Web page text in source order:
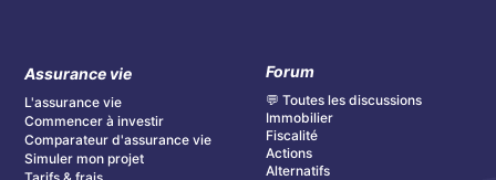
Assurance vie
L'assurance vie
Commencer à investir
Comparateur d'assurance vie
Simuler mon projet
Forum
💬 Toutes les discussions
Immobilier
Fiscalité
Actions
Alternatifs